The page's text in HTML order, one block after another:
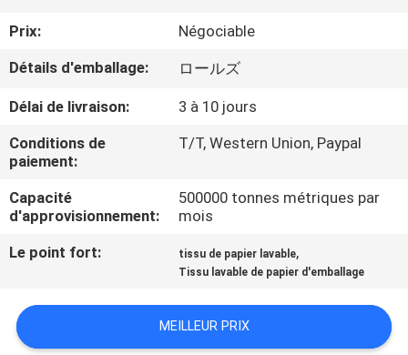
DE
L'USINE
CONTRÔLE
DE
LA
QUALITÉ
CONTACTER
Prix:
Négociable
Détails d'emballage:
ロールズ
Délai de livraison:
3 à 10 jours
Conditions de
paiement:
T/T, Western Union, Paypal
Capacité
d'approvisionnement:
500000 tonnes métriques par
mois
Le point fort:
tissu de papier lavable,
Tissu lavable de papier d'emballage
MEILLEUR PRIX